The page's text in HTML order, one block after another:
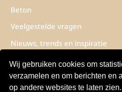
Wij gebruiken cookies om
verzamelen en om berichten en
op andere websites te laten zien.
Beton
Veelgestelde vragen
Nieuws, trends en inspiratie
Contact
Privacyverklaring